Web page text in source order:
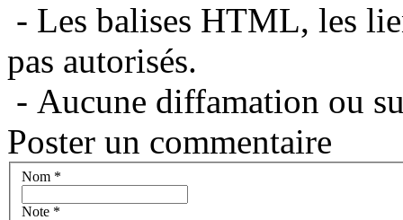
- Les balises HTML, les
pas autorisés.
- Aucune diffamation ou
Poster un commentaire
Nom *
Note *